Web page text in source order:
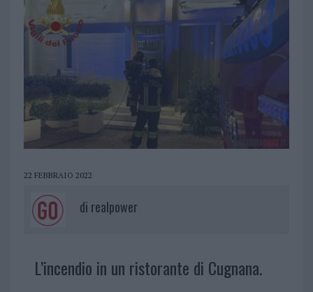
22 FEBBRAIO 2022
di realpower
L’incendio in un ristorante di Cugnana.